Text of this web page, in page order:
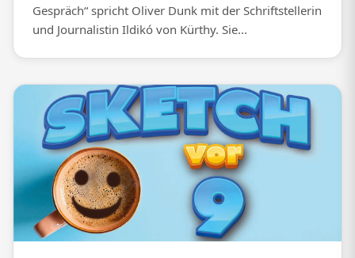
Gespräch“ spricht Oliver Dunk mit der Schriftstellerin
und Journalistin Ildikó von Kürthy. Sie...